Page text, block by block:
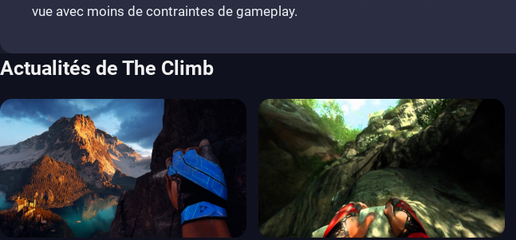
vue avec moins de contraintes de gameplay.
Actualités de The Climb